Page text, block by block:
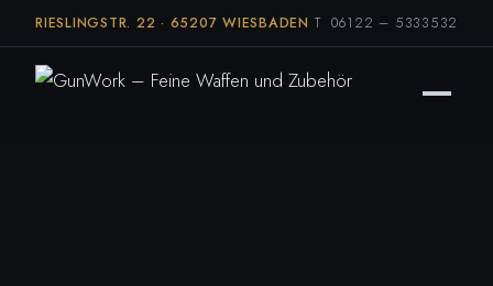
RIESLINGSTR. 22 · 65207 WIESBADEN T 06122 – 5333532